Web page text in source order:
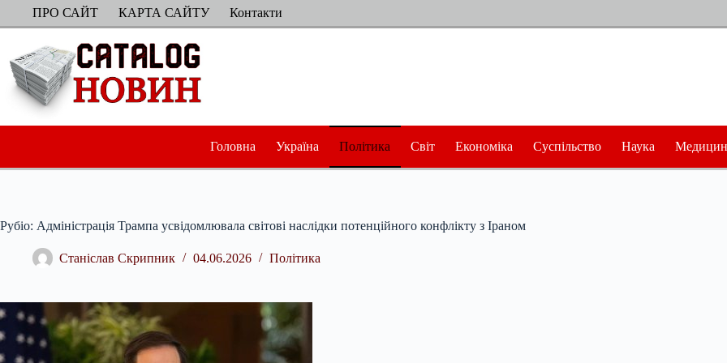
ПерейтиПРО САЙТ КАРТА САЙТУ Контакти
Головна Україна Політика Світ Економіка Суспільство Наука
Рубіо: Адміністрація Трампа усвідомлювала світові наслідки потенційного конфлікту з Іраном
Станіслав Скрипник 04.06.2026 Політика